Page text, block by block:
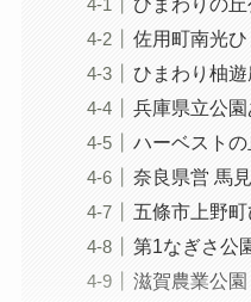
佐用町南光ひ
ひまわり柚遊
兵庫県立公園
ハーベストの
奈良県営 馬
五條市上野町
第1なぎさ公
滋賀農業公園